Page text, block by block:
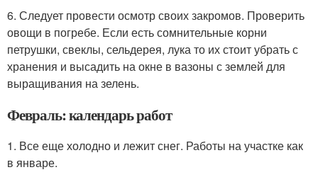
6. Следует провести осмотр своих закромов. Проверить
овощи в погребе. Если есть сомнительные корни
петрушки, свеклы, сельдерея, лука то их стоит убрать с
хранения и высадить на окне в вазоны с землей для
выращивания на зелень.
Февраль: календарь работ
1. Все еще холодно и лежит снег. Работы на участке как
в январе.